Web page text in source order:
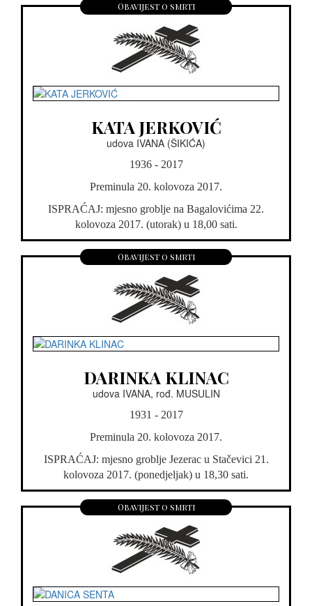
Obavijest o smrti
KATA JERKOVIĆ
udova IVANA (ŠIKIĆA)
1936 - 2017
Preminula 20. kolovoza 2017.
ISPRAĆAJ: mjesno groblje na Bagalovićima 22.
kolovoza 2017. (utorak) u 18,00 sati.
Obavijest o smrti
DARINKA KLINAC
udova IVANA, rođ. MUSULIN
1931 - 2017
Preminula 20. kolovoza 2017.
ISPRAĆAJ: mjesno groblje Jezerac u Stačevici 21.
kolovoza 2017. (ponedjeljak) u 18,30 sati.
Obavijest o smrti